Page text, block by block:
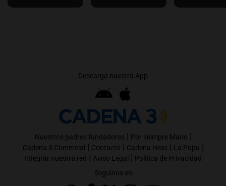
Descargá nuestra App
Nuestros padres fundadores | Por siempre Mario |
Cadena 3 Comercial | Contacto | Cadena Heat | La Popu |
Integrar nuestra red | Aviso Legal | Política de Privacidad
Seguinos en